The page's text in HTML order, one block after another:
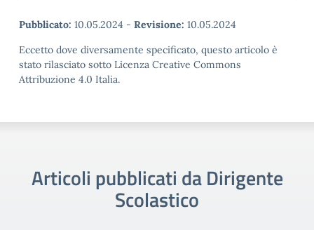
Pubblicato: 10.05.2024 - Revisione: 10.05.2024
Eccetto dove diversamente specificato, questo articolo è
stato rilasciato sotto Licenza Creative Commons
Attribuzione 4.0 Italia.
Articoli pubblicati da Dirigente
Scolastico